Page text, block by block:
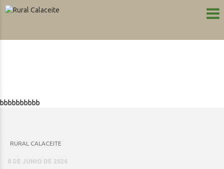
bbbbbbbbbb
RURAL CALACEITE
8 DE JUNIO DE 2026